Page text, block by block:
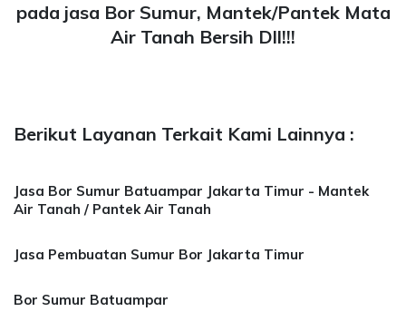
pada jasa Bor Sumur, Mantek/Pantek Mata
Air Tanah Bersih Dll!!!
Berikut Layanan Terkait Kami Lainnya :
Jasa Bor Sumur Batuampar Jakarta Timur - Mantek
Air Tanah / Pantek Air Tanah
Jasa Pembuatan Sumur Bor Jakarta Timur
Bor Sumur Batuampar